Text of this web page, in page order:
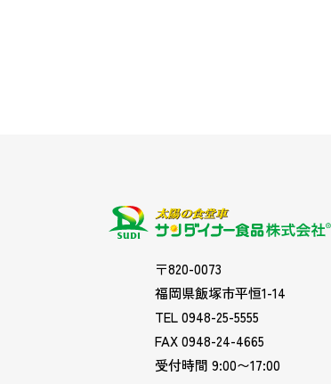
〒820-0073
福岡県飯塚市平恒1-14
TEL 0948-25-5555
FAX 0948-24-4665
受付時間 9:00〜17:00